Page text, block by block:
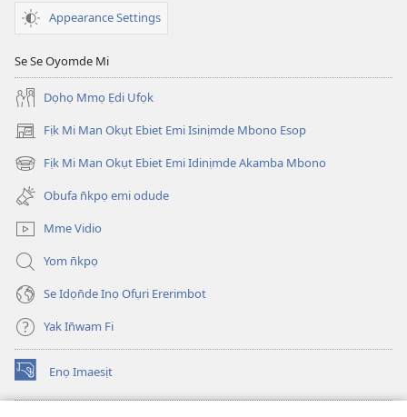
Appearance Settings
Se Se Oyomde Mi
Dọhọ Mmọ Ẹdi Ufọk
Fịk Mi Man Okụt Ebiet Emi Isinịmde Mbono Esop
(opens
new
window)
Fịk Mi Man Okụt Ebiet Emi Idinịmde Akamba Mbono
(opens
new
window)
Obufa n̄kpọ emi odude
Mme Vidio
Yom n̄kpọ
Se Idọn̄de Inọ Ofụri Ererimbot
Yak In̄wam Fi
Enọ Imaesịt
(opens
new